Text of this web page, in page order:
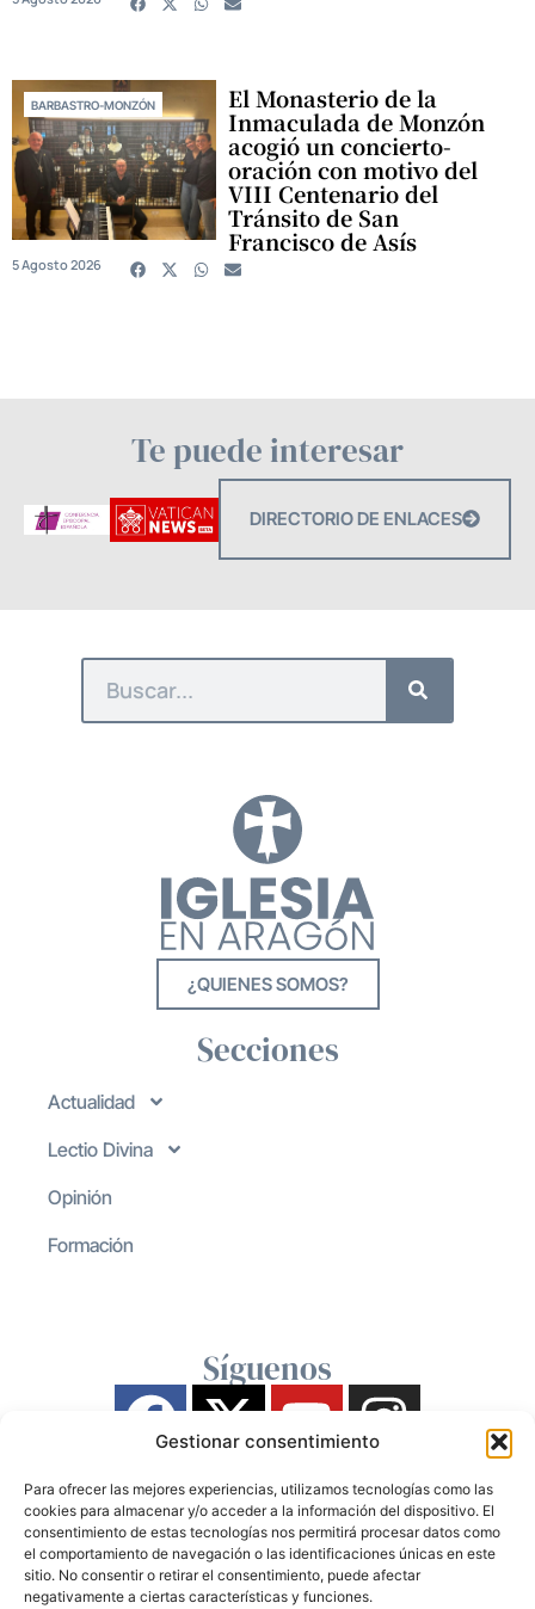
Gestionar consentimiento
Para ofrecer las mejores experiencias, utilizamos tecnologías como las
cookies para almacenar y/o acceder a la información del dispositivo. El
consentimiento de estas tecnologías nos permitirá procesar datos como
el comportamiento de navegación o las identificaciones únicas en este
sitio. No consentir o retirar el consentimiento, puede afectar
negativamente a ciertas características y funciones.
BARBASTRO-MONZÓN El Monasterio de la
Inmaculada de Monzón
acogió un concierto-
oración con motivo del
VIII Centenario del
Tránsito de San
Francisco de Asís
5 Agosto 2026
Te puede interesar
DIRECTORIO DE ENLACES
¿QUIENES SOMOS?
Secciones
Actualidad
Lectio Divina
Opinión
Formación
Síguenos